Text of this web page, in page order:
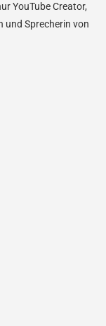
YouTube Creator,
und Sprecherin von